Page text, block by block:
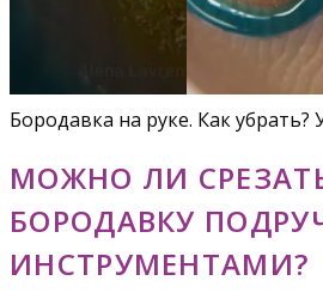
Бородавка на руке. Как
МОЖНО ЛИ
БОРОДАВКУ
ИНСТРУМЕНТАМИ?